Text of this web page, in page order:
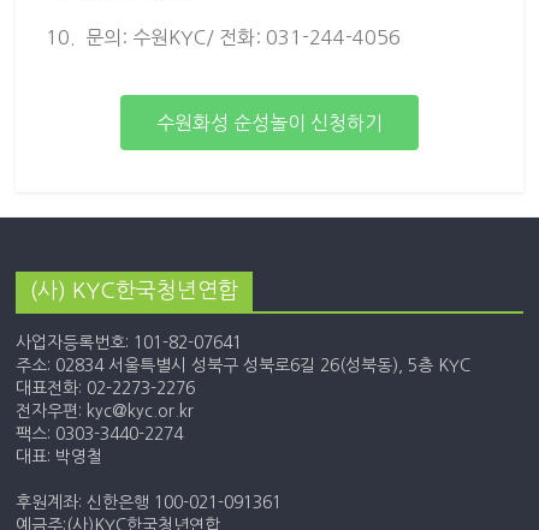
10. 문의: 수원KYC/ 전화: 031-244-4056
수원화성 순성놀이 신청하기
(사) KYC한국청년연합
사업자등록번호: 101-82-07641
주소: 02834 서울특별시 성북구 성북로6길 26(성북동), 5층 KYC
대표전화: 02-2273-2276
전자우편: kyc@kyc.or.kr
팩스: 0303-3440-2274
대표: 박영철
후원계좌: 신한은행 100-021-091361
예금주:(사)KYC한국청년연합